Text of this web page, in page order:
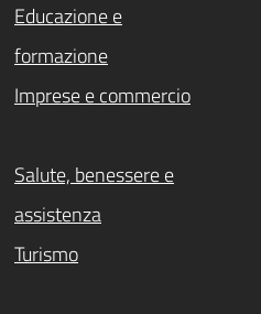
Educazione e
formazione
Imprese e commercio
Salute, benessere e
assistenza
Turismo